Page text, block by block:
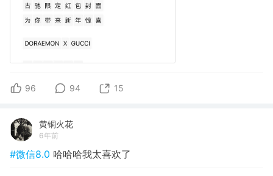
96 94 15
黄铜火花
6年前
#微信8.0 哈哈哈我太喜欢了